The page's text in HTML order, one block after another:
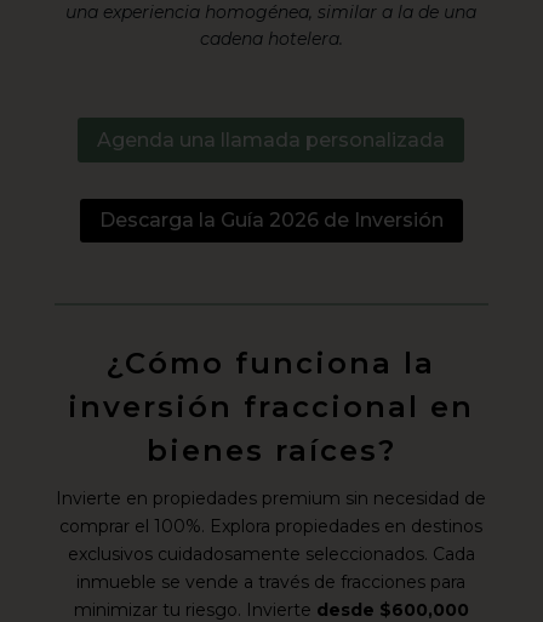
una experiencia homogénea, similar a la de una
cadena hotelera.
Agenda una llamada personalizada
Descarga la Guía 2026 de Inversión
¿Cómo funciona la
inversión fraccional en
bienes raíces?
Invierte en propiedades premium sin necesidad de
comprar el 100%. Explora propiedades en destinos
exclusivos cuidadosamente seleccionados. Cada
inmueble se vende a través de fracciones para
minimizar tu riesgo. Invierte desde $600,000